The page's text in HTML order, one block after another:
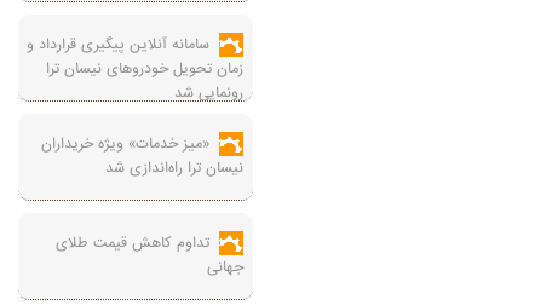
سامانه آنلاین پیگیری قرارداد‌ و
زمان تحویل خودرو‌های نیسان ترا
رونمایی شد
«میز خدمات» ویژه خریداران
نیسان ترا راه‌اندازی شد
تداوم کاهش قیمت طلای
جهانی